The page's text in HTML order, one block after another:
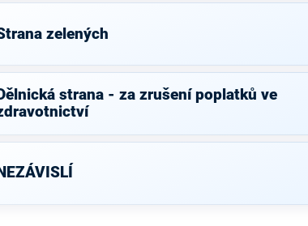
zelených
Dělnická strana - za zrušení poplatků ve
NEZÁVISLÍ